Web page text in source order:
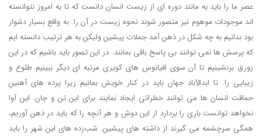
عصر ما را باید به مانند دوره ای از زیست انسان دانست که تا به امروز نتوانسته
اند موجودات موهوم نیز متصور شوند نحوه زیست در آن را. به واقع بسیار دشوار
بود بدانیم به چه شکل در ذهن آمد جملات پیشین ولیکن به هر ترتیب دانسته ایم
که پرسش ها نمی توانند بی پاسخ باقی بمانند. در این تصور باید باشیم که در این
زورق برنشینیم تا آن سوی اقیانوس های کویری مرتبه ای دیگر ببینیم طلوع و
زیبایی را. تا ابدالآباد جهان باید در کنار خویش بمانیم زیرا پرده های آهنینِ
حماقت انسان ها می توانند خطراتی ایجاد نمایند برای این تن و جان. این آوا
نخواهد توانست باری را بردارد از این دوش و هر آنچه را که باید در ذهن آوریم،
همگی سرچشمه می گیرند از داشته های پیشین. شب‌زده های این شهر را باید